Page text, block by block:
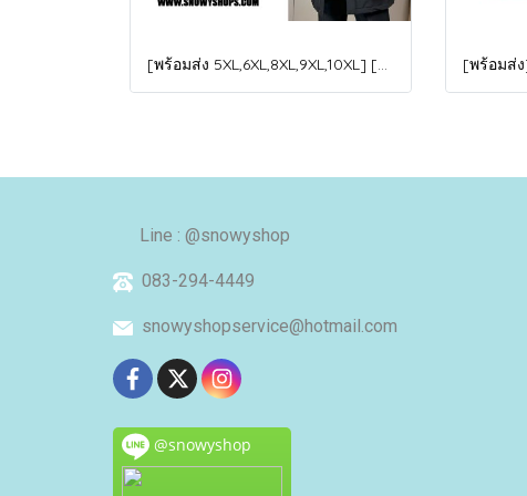
[พร้อมส่ง 5XL,6XL,8XL,9XL,10XL] [Man-B004-1] Down Jackets BigSize เสื้อโค้ทขนเป็ดกันหนาวสีดำชายไซด์ใหญ่ มีหมวกฮู้ด ซิปด้านหน้า กันน้ำ ใส่กันหนาวติดลบได้อย่างดี
Line : @snowyshop
083-294-4449
snowyshopservice@hotmail.com
@snowyshop